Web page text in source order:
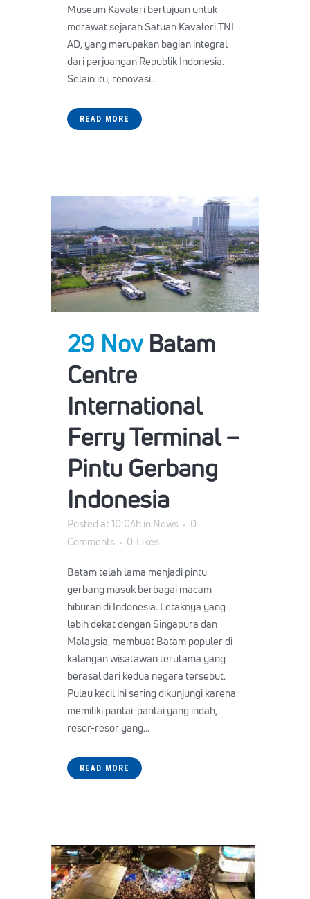
Museum Kavaleri bertujuan untuk
merawat sejarah Satuan Kavaleri TNI
AD, yang merupakan bagian integral
dari perjuangan Republik Indonesia.
Selain itu, renovasi...
READ MORE
29 Nov Batam
Centre
International
Ferry Terminal –
Pintu Gerbang
Indonesia
Posted at 10:04hinNews
0
Comments
0 Likes
Batam telah lama menjadi pintu
gerbang masuk berbagai macam
hiburan di Indonesia. Letaknya yang
lebih dekat dengan Singapura dan
Malaysia, membuat Batam populer di
kalangan wisatawan terutama yang
berasal dari kedua negara tersebut.
Pulau kecil ini sering dikunjungi karena
memiliki pantai-pantai yang indah,
resor-resor yang...
READ MORE